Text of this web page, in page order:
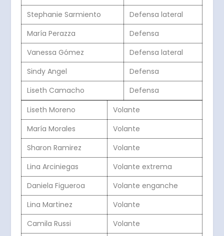
Stephanie Sarmiento
Defensa lateral
María Perazza
Defensa
Vanessa Gómez
Defensa lateral
Sindy Angel
Defensa
Liseth Camacho
Defensa
Liseth Moreno
Volante
María Morales
Volante
Sharon Ramirez
Volante
Lina Arciniegas
Volante extrema
Daniela Figueroa
Volante enganche
Lina Martinez
Volante
Camila Russi
Volante